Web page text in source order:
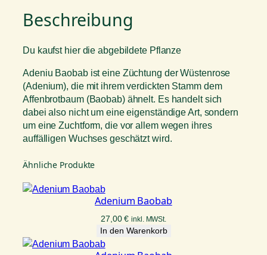
Beschreibung
Du kaufst hier die abgebildete Pflanze
Adeniu Baobab ist eine Züchtung der Wüstenrose
(Adenium), die mit ihrem verdickten Stamm dem
Affenbrotbaum (Baobab) ähnelt. Es handelt sich
dabei also nicht um eine eigenständige Art, sondern
um eine Zuchtform, die vor allem wegen ihres
auffälligen Wuchses geschätzt wird.
Ähnliche Produkte
Adenium Baobab
27,00€ inkl. MWSt.
In den Warenkorb